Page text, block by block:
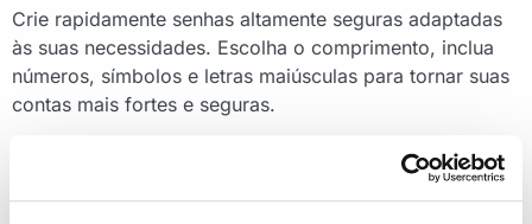
Crie rapidamente senhas altamente seguras adaptadas
às suas necessidades. Escolha o comprimento, inclua
números, símbolos e letras maiúsculas para tornar suas
contas mais fortes e seguras.